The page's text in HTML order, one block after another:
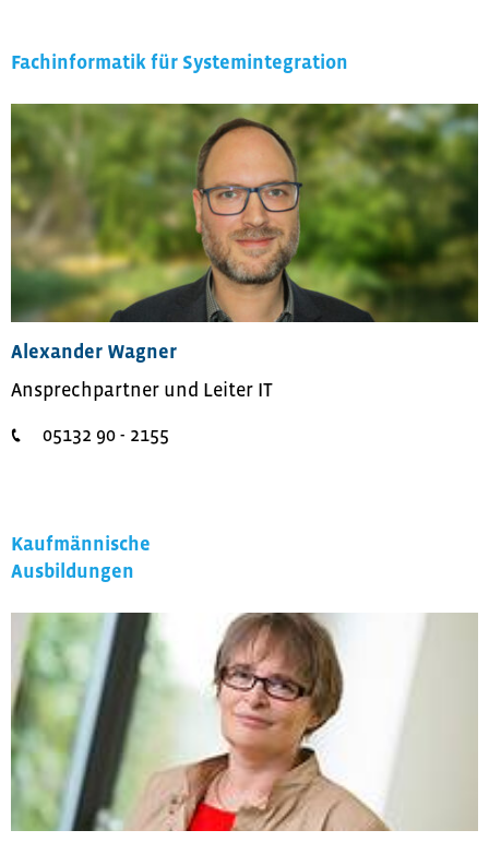
Fachinformatik für Systemintegration
Alexander Wagner
Ansprechpartner und Leiter IT
05132 90 - 2155
Kaufmännische
Ausbildungen